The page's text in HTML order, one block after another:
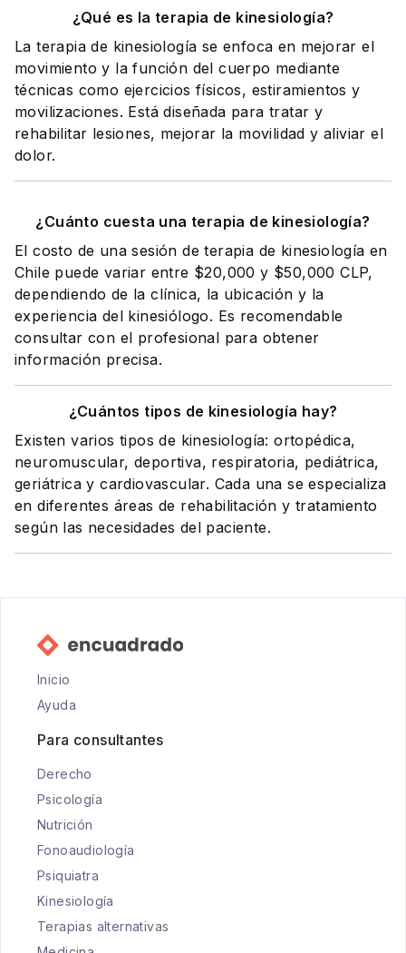
¿Qué es la terapia de kinesiología?
La terapia de kinesiología se enfoca en mejorar el
movimiento y la función del cuerpo mediante
técnicas como ejercicios físicos, estiramientos y
movilizaciones. Está diseñada para tratar y
rehabilitar lesiones, mejorar la movilidad y aliviar el
dolor.
¿Cuánto cuesta una terapia de kinesiología?
El costo de una sesión de terapia de kinesiología en
Chile puede variar entre $20,000 y $50,000 CLP,
dependiendo de la clínica, la ubicación y la
experiencia del kinesiólogo. Es recomendable
consultar con el profesional para obtener
información precisa.
¿Cuántos tipos de kinesiología hay?
Existen varios tipos de kinesiología: ortopédica,
neuromuscular, deportiva, respiratoria, pediátrica,
geriátrica y cardiovascular. Cada una se especializa
en diferentes áreas de rehabilitación y tratamiento
según las necesidades del paciente.
Inicio
Ayuda
Para consultantes
Derecho
Psicología
Nutrición
Fonoaudiología
Psiquiatra
Kinesiología
Terapias alternativas